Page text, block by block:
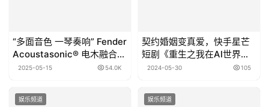
“多面音色 一琴奏响” Fender
Acoustasonic® 电木融合系
列再添新成员
2025-05-15 54.0K
契约婚姻变真爱，快手星芒
短剧《重生之我在AI世界当
特工》即将开播
2024-05-30 105
娱乐频道 娱乐频道